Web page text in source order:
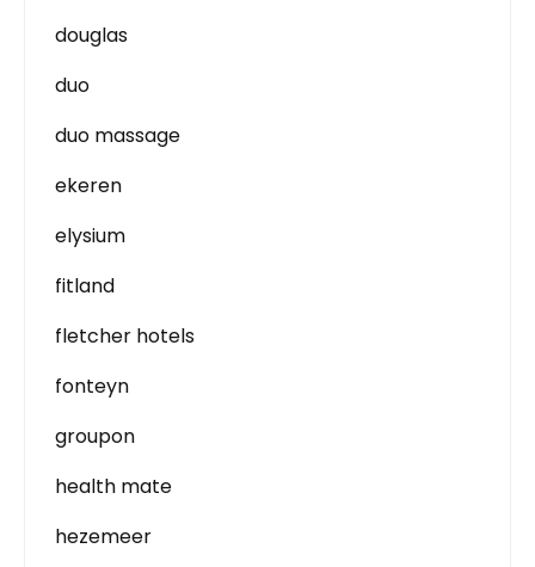
douglas
duo
duo massage
ekeren
elysium
fitland
fletcher hotels
fonteyn
groupon
health mate
hezemeer